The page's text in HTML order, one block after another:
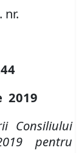
nr.
2019
Consiliului
pentru